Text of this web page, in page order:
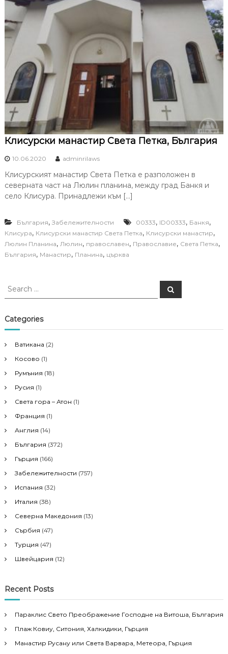
Клисурски манастир Света Петка, България
10.06.2020 adminrilaws
Клисурският манастир Света Петка е разположен в
северната част на Люлин планина, между град Банкя и
село Клисура. Принадлежи към […]
България, Забележителности 00333, ID00333, Банкя,
Клисура, Клисурски манастир Света Петка, Клисурски манастир,
Люлин Планина, Люлин, православен, Православие, Света Петка,
България, Манастир, Планина, църква
S
r
c
f
o
r
S
e
Categories
Ватикана (2)
Косово (1)
Румъния (18)
Русия (1)
Света гора – Атон (1)
Франция (1)
Англия (14)
България (372)
Гърция (166)
Забележителности (757)
Испания (32)
Италия (38)
Северна Македония (13)
Сърбия (47)
Турция (47)
Швейцария (12)
Recent Posts
Параклис Свето Преображение Господне на Витоша, България
Плаж Ковиу, Ситония, Халкидики, Гърция
Манастир Русану или Света Варвара, Метеора, Гърция